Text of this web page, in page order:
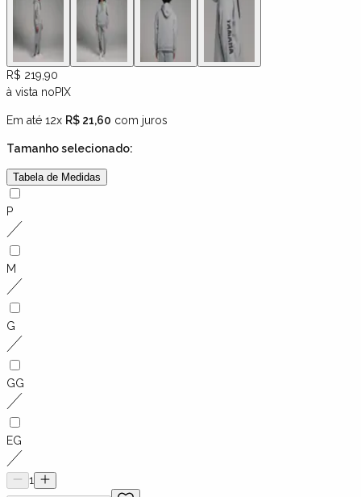
R$ 219,90
à vista noPIX
Em até 12x R$ 21,60 com juros
Tamanhoselecionado:
Tabela de Medidas
P
M
G
GG
EG
1